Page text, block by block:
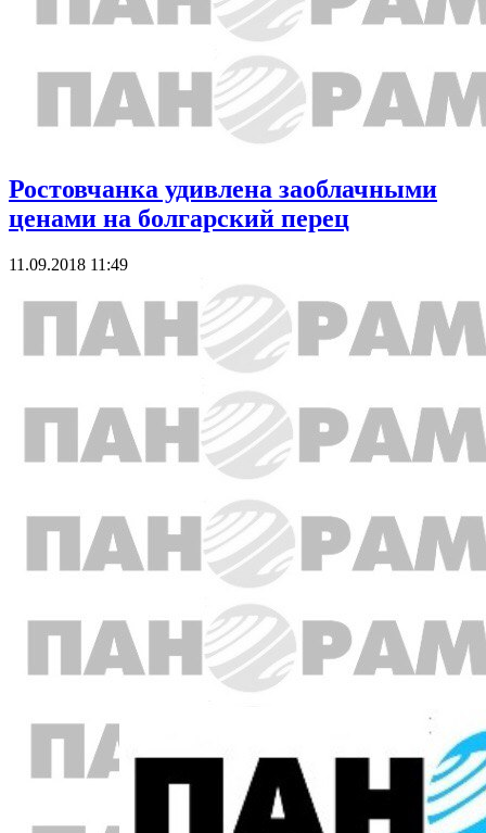
Ростовчанка удивлена заоблачными
ценами на болгарский перец
11.09.2018 11:49